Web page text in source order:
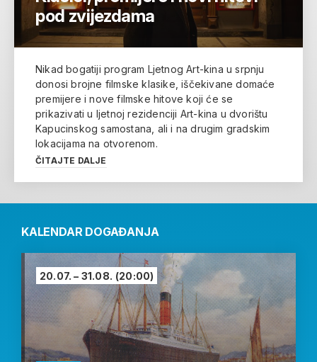
pod zvijezdama
Nikad bogatiji program Ljetnog Art-kina u srpnju
donosi brojne filmske klasike, iščekivane domaće
premijere i nove filmske hitove koji će se
prikazivati u ljetnoj rezidenciji Art-kina u dvorištu
Kapucinskog samostana, ali i na drugim gradskim
lokacijama na otvorenom.
ČITAJTE DALJE
KALENDAR DOGAĐANJA
20.07. – 31.08. (20:00)